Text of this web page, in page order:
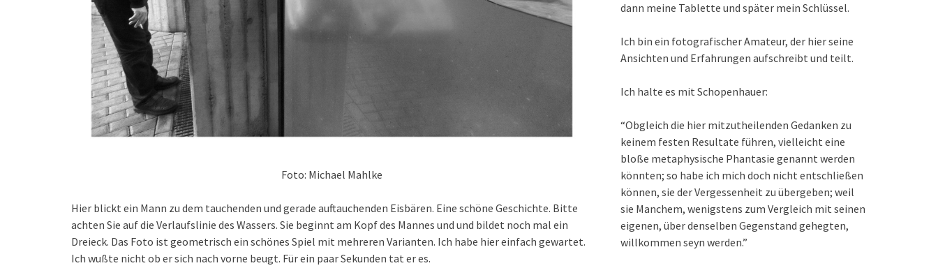
Foto: Michael Mahlke
Hier blickt ein Mann zu dem tauchenden und gerade auftauchenden Eisbären. Eine schöne Geschichte. Bitte
achten Sie auf die Verlaufslinie des Wassers. Sie beginnt am Kopf des Mannes und und bildet noch mal ein
Dreieck. Das Foto ist geometrisch ein schönes Spiel mit mehreren Varianten. Ich habe hier einfach gewartet.
Ich wußte nicht ob er sich nach vorne beugt. Für ein paar Sekunden tat er es.
dann meine Tablette und später mein Schlüssel.
Ich bin ein fotografischer Amateur, der hier seine
Ansichten und Erfahrungen aufschreibt und teilt.
Ich halte es mit Schopenhauer:
“Obgleich die hier mitzutheilenden Gedanken zu
keinem festen Resultate führen, vielleicht eine
bloße metaphysische Phantasie genannt werden
könnten; so habe ich mich doch nicht entschließen
können, sie der Vergessenheit zu übergeben; weil
sie Manchem, wenigstens zum Vergleich mit seinen
eigenen, über denselben Gegenstand gehegten,
willkommen seyn werden.”